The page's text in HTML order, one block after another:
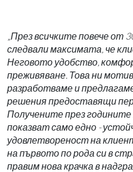
През всичките повече от
следвали максимата, че
Неговото удобство,
преживяване. Това ни
разработваме и
решения предоставящи
Получените през
показват само едно -
удовлетвореност на
на първото по рода си в
правим нова крачка в